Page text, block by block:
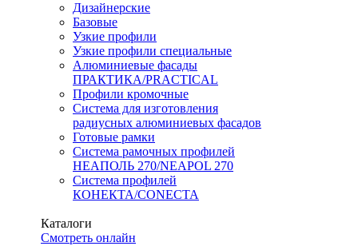
Дизайнерские
Базовые
Узкие профили
Узкие профили специальные
Алюминиевые фасады
ПРАКТИКА/PRACTICAL
Профили кромочные
Система для изготовления
радиусных алюминиевых фасадов
Готовые рамки
Система рамочных профилей
НЕАПОЛЬ 270/NEAPOL 270
Система профилей
КОНЕКТА/CONECTA
Каталоги
Смотреть онлайн